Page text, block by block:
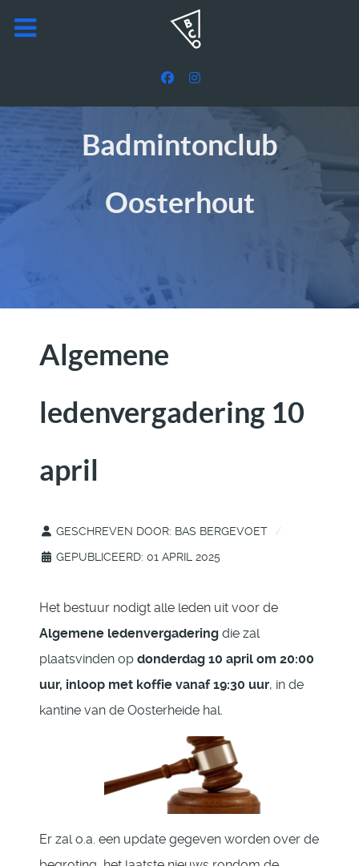
Badmintonclub
Oosterhout
Algemene
ledenvergadering 10
april
GESCHREVEN DOOR: BAS BERGEVOET
GEPUBLICEERD: 01 APRIL 2025
Het bestuur nodigt alle leden uit voor de
Algemene ledenvergadering die zal
plaatsvinden op donderdag 10 april om 20:00
uur, inloop met koffie vanaf 19:30 uur, in de
kantine van de Oosterheide hal.
Er zal o.a. een update gegeven worden over de